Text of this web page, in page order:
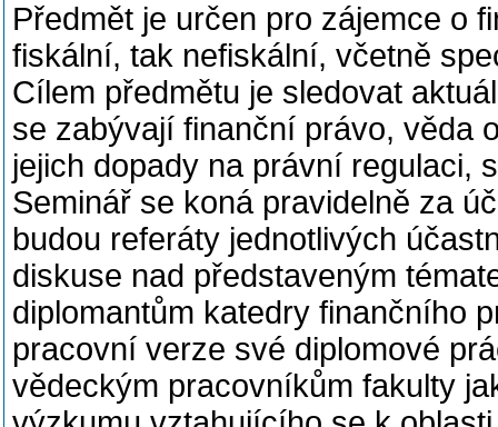
Předmět je určen pro zájemce o
fiskální, tak nefiskální, včetně
Cílem předmětu je sledovat
se zabývají finanční právo, věda
jejich dopady na právní regulaci,
Seminář se koná pravidelně za
budou referáty jednotlivých
diskuse nad představeným
diplomantům katedry finančního
pracovní verze své diplomové
vědeckým pracovníkům fakulty